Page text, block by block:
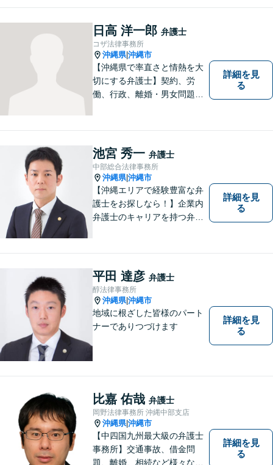
まう前にご連絡を。あなたの
代理人として全力でサポート
します【分割払い可】【休日
夜間対応】【駐車場あり】
日高 洋一郎 弁護士
コザ法律事務所
沖縄県|沖縄市
【沖縄県で率直さと情熱を大
切にする弁護士】契約、労
働、行政、離婚・男女問題、
の皆様のお役に立てればと思
っております。お困りごとが
あれば、一度ご相談くださ
い。
詳細を見
る
池宮 秀一 弁護士
中部総合法律事務所
沖縄県|沖縄市
【沖縄エリアで経験豊富な弁
護士をお探しなら！】企業内
弁護士のキャリアを持つ弁護
種多様なご相談に対応してお
ります。スピード感を持っ
て、かつ丁寧な対応を心がけ
ていますので、ぜひ気兼ねな
くご相談ください。
詳細を見
る
平田 達彦 弁護士
醇法律事務所
沖縄県|沖縄市
地域に根ざした皆様のパート
ナーでありつづけます
詳細を見
る
比嘉 佑哉 弁護士
岡野法律事務所 沖縄中部支店
沖縄県|沖縄市
【中四国九州最大級の弁護士
事務所】交通事故、借金問
題、離婚、相続など様々な問
詳細を見
る